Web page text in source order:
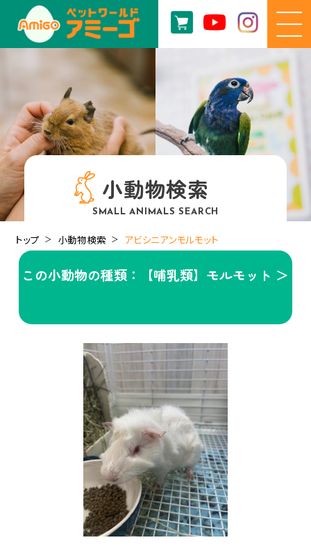
小動物検索
SMALL ANIMALS SEARCH
トップ 小動物検索 アビシニアンモルモット
この小動物の種類：【哺乳類】モルモット ＞